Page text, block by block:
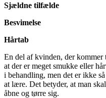
Sjældne tilfælde
Besvimelse
Hårtab
En del af kvinden, der kommer
at der er meget smukke eller
i behandling, men det er ikke
at lære. Det betyder, at man
åbne og tørre sig.